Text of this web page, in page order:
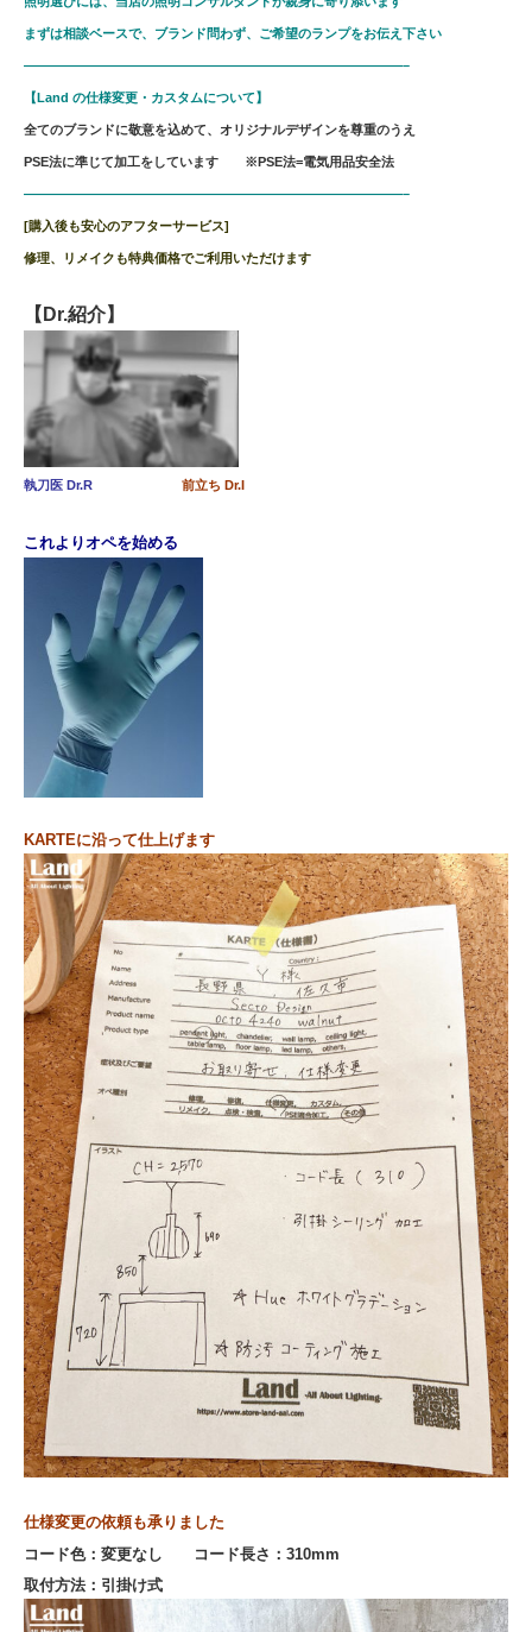
まずは相談ベースで、ブランド問わず、ご希望のランプをお伝え下さい
—————————————————————————————–
【Land の仕様変更・カスタムについて】
全てのブランドに敬意を込めて、オリジナルデザインを尊重のうえ
PSE法に準じて加工をしています ※PSE法=電気用品安全法
—————————————————————————————–
[購入後も安心のアフターサービス]
修理、リメイクも特典価格でご利用いただけます
【Dr.紹介】
執刀医 Dr.R 前立ち Dr.I
これよりオペを始める
KARTEに沿って仕上げます
仕様変更の依頼も承りました
コード色：変更なし コード長さ：310mm
取付方法：引掛け式